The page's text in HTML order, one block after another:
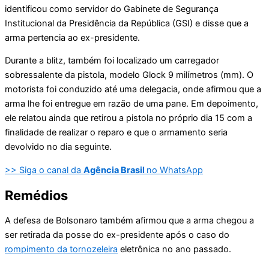
identificou como servidor do Gabinete de Segurança
Institucional da Presidência da República (GSI) e disse que a
arma pertencia ao ex-presidente.
Durante a blitz, também foi localizado um carregador
sobressalente da pistola, modelo Glock 9 milímetros (mm). O
motorista foi conduzido até uma delegacia, onde afirmou que a
arma lhe foi entregue em razão de uma pane. Em depoimento,
ele relatou ainda que retirou a pistola no próprio dia 15 com a
finalidade de realizar o reparo e que o armamento seria
devolvido no dia seguinte.
>> Siga o canal da Agência Brasil no WhatsApp
Remédios
A defesa de Bolsonaro também afirmou que a arma chegou a
ser retirada da posse do ex-presidente após o caso do
rompimento da tornozeleira eletrônica no ano passado.